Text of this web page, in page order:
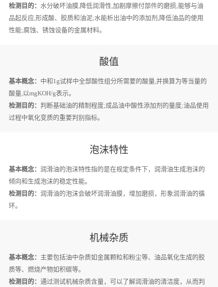
检测目的： 水分破坏油膜,降低润滑性,加剧摩擦付部件的磨损;能够与油
品起反应,形成酸、胶质和油泥;水能析出油中的添加剂,降低油品的使用
性能;腐蚀、锈蚀设备的金属材料。
酸值
基本概念： 中和1g试样中全部酸性组分所需要的酸量,并换算为等当量的
酸量,以mgKOH/g表示。
检测目的： 判断基础油的精制程度;成品油中酸性添加剂的量度;油品使用
过程中氧化变质的重要判别指标。
泡沫特性
基本概念： 润滑油的泡沫特性指的是在规定条件下，润滑油生成泡沫的
倾向和生成泡沫的稳定性能。
检测目的： 润滑油的泡沫会破坏润滑油膜，增加磨损，形象润滑油的循
环。
机械杂质
基本概念： 主要包括油中杂质如金属颗粒和粉尘等、油品氧化生成的胶
质等、燃烧产物如积碳等。
检测目的： 通过测试机械杂质含量，可以了解润滑油的清洁度，从而判